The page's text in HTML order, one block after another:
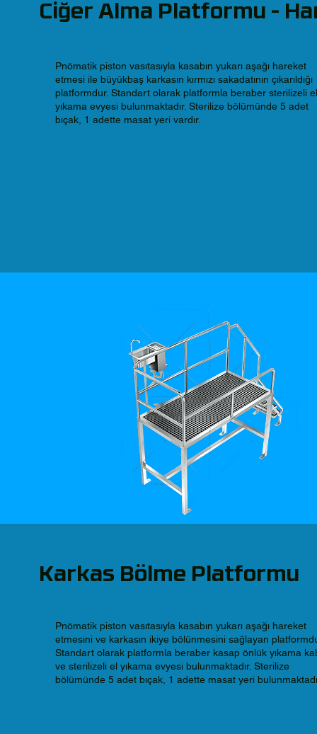
Ciğer Alma Platformu -
Pnömatik piston vasıtasıyla kasabın yukarı aşağı hareket
etmesi ile büyükbaş karkasın kırmızı sakadatının çıkarıldığı
platformdur. Standart olarak platformla beraber sterilizeli el
yıkama evyesi bulunmaktadır. Sterilize bölümünde 5 adet
bıçak, 1 adette masat yeri vardır.
Karkas Bölme Platformu
Pnömatik piston vasıtasıyla kasabın yukarı aşağı hareket
etmesini ve karkasın ikiye bölünmesini sağlayan
Standart olarak platformla beraber kasap önlük yıkama
ve sterilizeli el yıkama evyesi bulunmaktadır. Sterilize
bölümünde 5 adet bıçak, 1 adette masat yeri